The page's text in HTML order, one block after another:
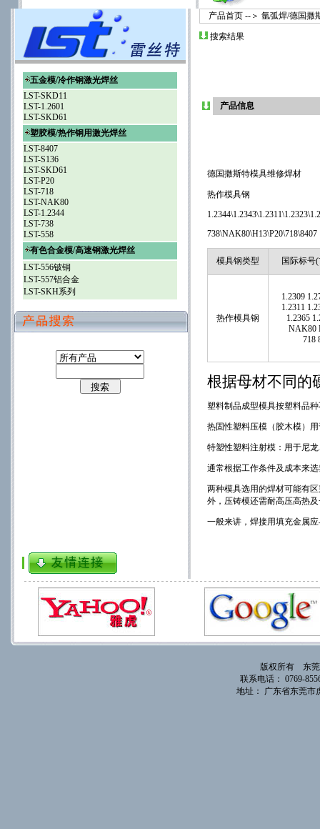
产品首页 --＞ 氩弧焊/德国撒
搜索结果
产品信息
德国撒斯特模具维修焊材
热作模具钢
1.2344\1.2343\1.2311\1.2323\
738\NAK80\H13\P20\718\8407
模具钢类型 国际标号(
热作模具钢
1.2309
1.2311
1.2365
NAK80
718
根据母材不同的
塑料制品成型模具按塑料品
热固性塑料压模（胶木模）
特塑性塑料注射模：用于尼
通常根据工作条件及成本来
两种模具选用的焊材可能有
外，压铸模还需耐高压高热
一般来讲，焊接用填充金属
五金模/冷作钢激光焊丝
LST-SKD11
LST-1.2601
LST-SKD61
塑胶模/热作钢用激光焊丝
LST-8407
LST-S136
LST-SKD61
LST-P20
LST-718
LST-NAK80
LST-1.2344
LST-738
LST-558
有色合金模/高速钢激光焊丝
LST-556铍铜
LST-557铝合金
LST-SKH系列
版权所有 东莞
联系电话： 0769-
地址： 广东省东莞市